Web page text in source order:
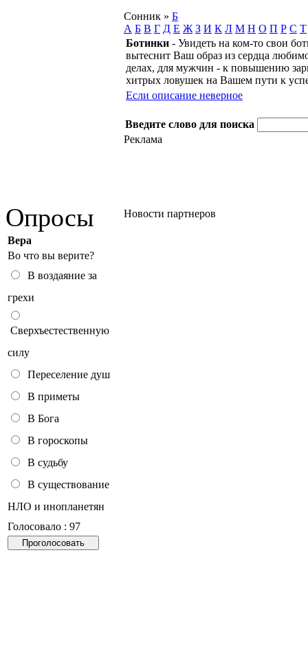
Опросы
Вера
Во что вы верите?
В воздаяние за
грехи
Сверхъестественную
силу
Переселение душ
В приметы
В Бога
В гороскопы
В судьбу
В существование
НЛО и инопланетян
Голосовало : 97
Сонник » Б
А Б В Г Д Е Ж З И К Л М Н О П Р С Т
Ботинки - Увидеть на ком-то свои
вытеснит Ваш образ из сердца
делах, для мужчин - к повышению
хитрых ловушек на Вашем пути к
Если описание неверное
Введите слово для поиска
Реклама
Новости партнеров